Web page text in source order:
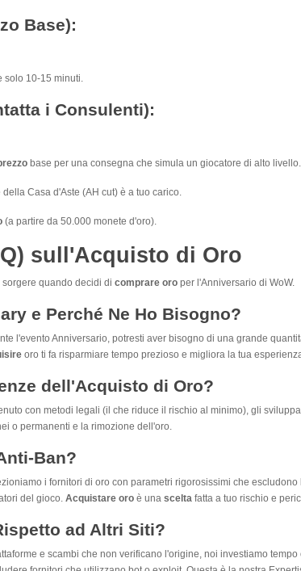
Base):
solo 10-15 minuti.
i Consulenti):
base per una consegna che simula un giocatore di alto livello.
Casa d'Aste (AH cut) è a tuo carico.
(a partire da 50.000 monete d'oro).
sull'Acquisto di Oro
quando decidi di comprare oro per l'Anniversario di WoW.
e Perché Ne Ho Bisogno?
l'evento Anniversario, potresti aver bisogno di una grande
oro ti fa risparmiare tempo prezioso e migliora la tua
dell'Acquisto di Oro?
con metodi legali (il che riduce il rischio al minimo), gli
o permanenti e la rimozione dell'oro.
Ban?
i fornitori di oro con parametri rigorosissimi che
del gioco. Acquistare oro è una scelta fatta a tuo rischio e
ad Altri Siti?
e scambi che non verificano l'origine, noi investiamo